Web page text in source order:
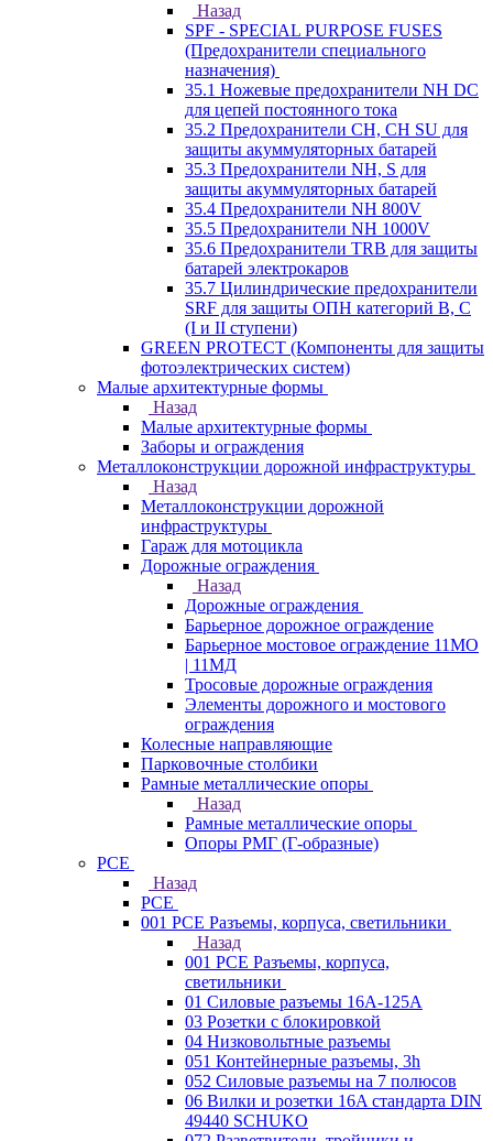
Назад
SPF - SPECIAL PURPOSE FUSES
(Предохранители специального
назначения)
35.1 Ножевые предохранители NH DC
для цепей постоянного тока
35.2 Предохранители CH, CH SU для
защиты акуммуляторных батарей
35.3 Предохранители NH, S для
защиты акуммуляторных батарей
35.4 Предохранители NH 800V
35.5 Предохранители NH 1000V
35.6 Предохранители TRB для защиты
батарей электрокаров
35.7 Цилиндрические предохранители
SRF для защиты ОПН категорий B, C
(I и II ступени)
GREEN PROTECT (Компоненты для защиты
фотоэлектрических систем)
Малые архитектурные формы
Назад
Малые архитектурные формы
Заборы и ограждения
Металлоконструкции дорожной инфраструктуры
Назад
Металлоконструкции дорожной
инфраструктуры
Гараж для мотоцикла
Дорожные ограждения
Назад
Дорожные ограждения
Барьерное дорожное ограждение
Барьерное мостовое ограждение 11МО
| 11МД
Тросовые дорожные ограждения
Элементы дорожного и мостового
ограждения
Колесные направляющие
Парковочные столбики
Рамные металлические опоры
Назад
Рамные металлические опоры
Опоры РМГ (Г-образные)
PCE
Назад
PCE
001 PCE Разъемы, корпуса, светильники
Назад
001 PCE Разъемы, корпуса,
светильники
01 Силовые разъемы 16А-125А
03 Розетки с блокировкой
04 Низковольтные разъемы
051 Контейнерные разъемы, 3h
052 Силовые разъемы на 7 полюсов
06 Вилки и розетки 16A стандарта DIN
49440 SCHUKO